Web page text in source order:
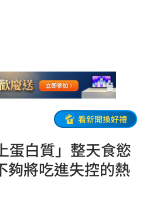
看新聞換好禮
蛋白質」整天食慾
將吃進失控的熱